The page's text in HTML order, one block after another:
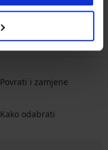
Povrati i zamjene
Kako odabrati